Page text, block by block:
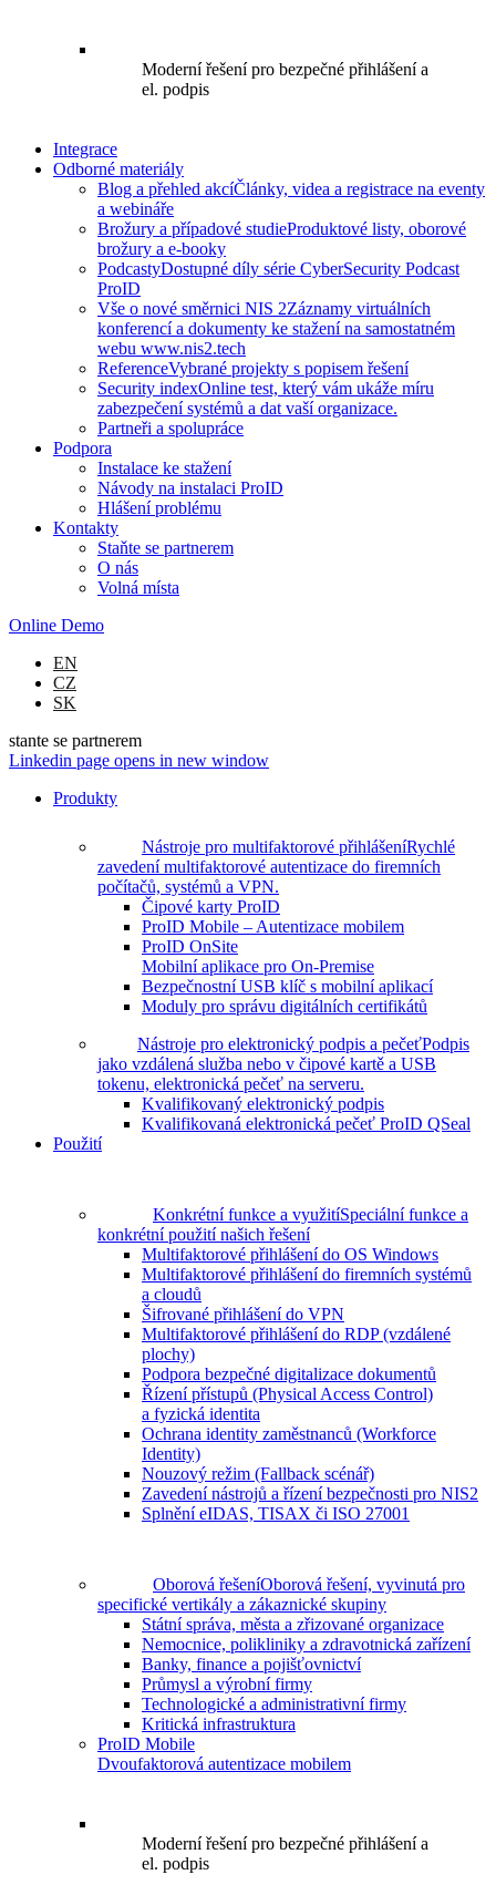
Moderní řešení pro bezpečné přihlášení a
el. podpis
Integrace
Odborné materiály
Blog a přehled akcíČlánky, videa a registrace na eventy
a webináře
Brožury a případové studieProduktové listy, oborové
brožury a e-booky
PodcastyDostupné díly série CyberSecurity Podcast
ProID
Vše o nové směrnici NIS 2Záznamy virtuálních
konferencí a dokumenty ke stažení na samostatném
webu www.nis2.tech
ReferenceVybrané projekty s popisem řešení
Security indexOnline test, který vám ukáže míru
zabezpečení systémů a dat vaší organizace.
Partneři a spolupráce
Podpora
Instalace ke stažení
Návody na instalaci ProID
Hlášení problému
Kontakty
Staňte se partnerem
O nás
Volná místa
Online Demo
EN
CZ
SK
stante se partnerem
Linkedin page opens in new window
Produkty
Nástroje pro multifaktorové přihlášeníRychlé
zavedení multifaktorové autentizace do firemních
počítačů, systémů a VPN.
Čipové karty ProID
ProID Mobile – Autentizace mobilem
ProID OnSite
Mobilní aplikace pro On-Premise
Bezpečnostní USB klíč s mobilní aplikací
Moduly pro správu digitálních certifikátů
Nástroje pro elektronický podpis a pečeťPodpis
jako vzdálená služba nebo v čipové kartě a USB
tokenu, elektronická pečeť na serveru.
Kvalifikovaný elektronický podpis
Kvalifikovaná elektronická pečeť ProID QSeal
Použití
Konkrétní funkce a využitíSpeciální funkce a
konkrétní použití našich řešení
Multifaktorové přihlášení do OS Windows
Multifaktorové přihlášení do firemních systémů
a cloudů
Šifrované přihlášení do VPN
Multifaktorové přihlášení do RDP (vzdálené
plochy)
Podpora bezpečné digitalizace dokumentů
Řízení přístupů (Physical Access Control)
a fyzická identita
Ochrana identity zaměstnanců (Workforce
Identity)
Nouzový režim (Fallback scénář)
Zavedení nástrojů a řízení bezpečnosti pro NIS2
Splnění eIDAS, TISAX či ISO 27001
Oborová řešeníOborová řešení, vyvinutá pro
specifické vertikály a zákaznické skupiny
Státní správa, města a zřizované organizace
Nemocnice, polikliniky a zdravotnická zařízení
Banky, finance a pojišťovnictví
Průmysl a výrobní firmy
Technologické a administrativní firmy
Kritická infrastruktura
ProID Mobile
Dvoufaktorová autentizace mobilem
Moderní řešení pro bezpečné přihlášení a
el. podpis